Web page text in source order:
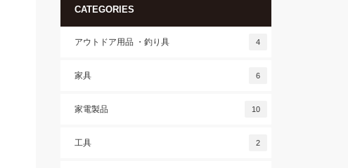
CATEGORIES
アウトドア用品 ・釣り具 4
家具 6
家電製品 10
工具 2